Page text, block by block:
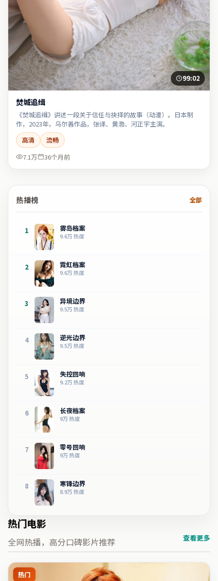
99:02
焚城追缉
《焚城追缉》讲述一段关于信任与抉择的故事（动漫）。日本制
作，2023年，乌尔善作品，张译、黄渤、河正宇主演。
高清
流畅
7.1万
36个月前
热播榜 全部
1 雾岛档案
9.6万热度
2 霓虹档案
9.6万热度
3 异境边界
9.5万热度
4 逆光边界
9.5万热度
5 失控回响
9.2万热度
6 长夜档案
9万热度
7 零号回响
9万热度
8 寒锋边界
8.9万热度
热门电影
全网热播，高分口碑影片推荐 查看更多
热门